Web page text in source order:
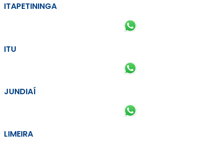
ITAPETININGA
ITU
JUNDIAÍ
LIMEIRA